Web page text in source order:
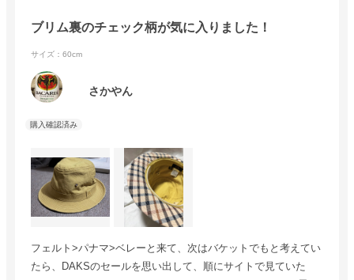
ブリム裏のチェック柄が気に入りました！
サイズ：60cm
さかやん
フェルト>パナマ>ベレーと来て、次はバケットでもと考えてい
たら、DAKSのセールを思い出して、順にサイトで見ていた